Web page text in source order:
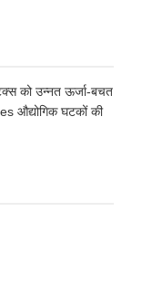
को उन्नत ऊर्जा-बचत
औद्योगिक घटकों की